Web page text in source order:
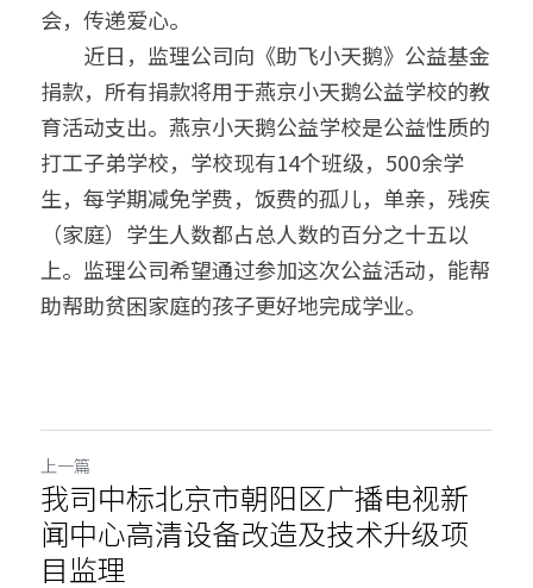
会，传递爱心。
近日，监理公司向《助飞小天鹅》公益基金
捐款，所有捐款将用于燕京小天鹅公益学校的教
育活动支出。燕京小天鹅公益学校是公益性质的
打工子弟学校，学校现有14个班级，500余学
生，每学期减免学费，饭费的孤儿，单亲，残疾
（家庭）学生人数都占总人数的百分之十五以
上。监理公司希望通过参加这次公益活动，能帮
助帮助贫困家庭的孩子更好地完成学业。
上一篇
我司中标北京市朝阳区广播电视新
闻中心高清设备改造及技术升级项
目监理